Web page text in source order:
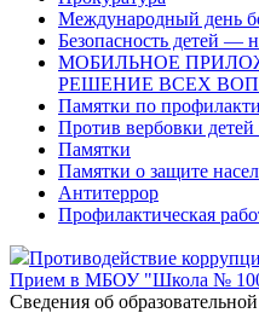
Международный день
Безопасность детей —
МОБИЛЬНОЕ
РЕШЕНИЕ ВСЕХ
Памятки по
Против вербовки детей
Памятки
Памятки о защите
Антитеррор
Профилактическая
Противодействие
Прием в МБОУ "Школа №
Cведения об